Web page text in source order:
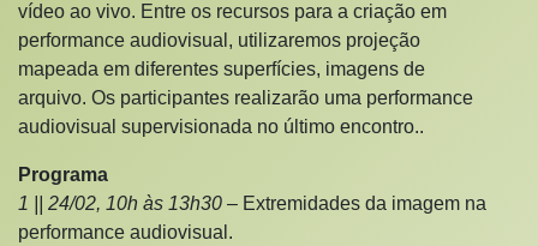
vídeo ao vivo. Entre os recursos para a criação em
performance audiovisual, utilizaremos projeção
mapeada em diferentes superfícies, imagens de
arquivo. Os participantes realizarão uma performance
audiovisual supervisionada no último encontro..
Programa
1 || 24/02, 10h às 13h30 – Extremidades da imagem na
performance audiovisual.